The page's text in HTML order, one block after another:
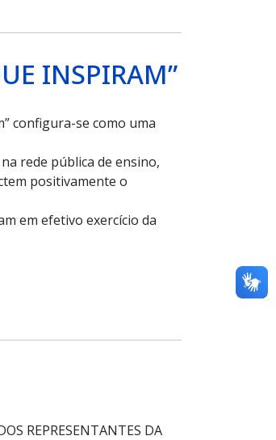
INSPIRAM”
configura-se como uma
rede pública de ensino,
positivamente o
em efetivo exercício da
REPRESENTANTES DA